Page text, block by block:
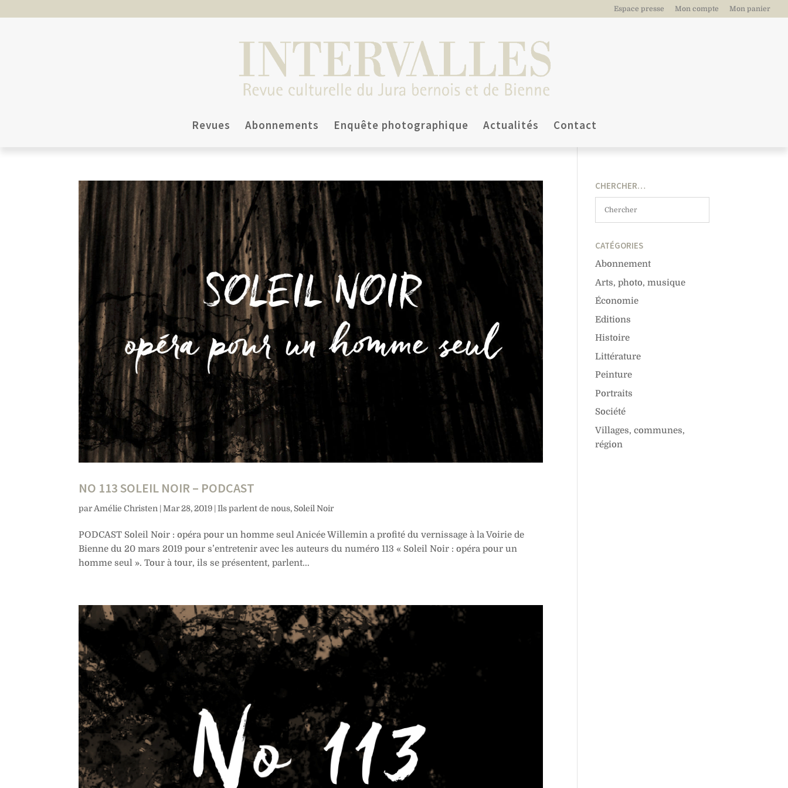
Espace presse Mon compte Mon panier
Revues Abonnements Enquête photographique Actualités Contact
NO 113 SOLEIL NOIR – PODCAST
parAmélie Christen |Mar 28, 2019 |Ils parlent de nous, Soleil Noir
PODCAST Soleil Noir : opéra pour un homme seul Anicée Willemin a profité du vernissage à la Voirie de
Bienne du 20 mars 2019 pour s’entretenir avec les auteurs du numéro 113 « Soleil Noir : opéra pour un
homme seul ». Tour à tour, ils se présentent, parlent...
CHERCHER…
CATÉGORIES
Abonnement
Arts, photo, musique
Économie
Editions
Histoire
Littérature
Peinture
Portraits
Société
Villages, communes,
région